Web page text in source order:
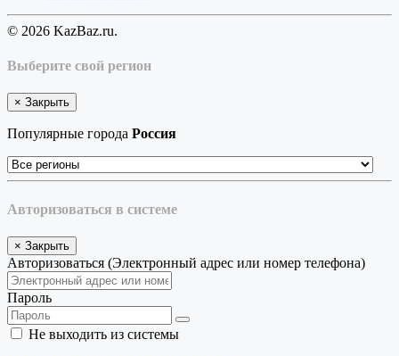
© 2026 KazBaz.ru.
Выберите свой регион
× Закрыть
Популярные города Россия
Авторизоваться в системе
× Закрыть
Авторизоваться (Электронный адрес или номер телефона)
Пароль
Не выходить из системы